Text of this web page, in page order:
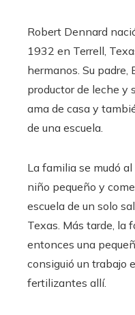
Robert Dennard
1932 en Terrell,
hermanos. Su padre,
productor de leche y
ama de casa y
de una escuela.
La familia se mudó
niño pequeño y
escuela de un solo
Texas. Más tarde, la
entonces una
consiguió un trabajo
fertilizantes allí.